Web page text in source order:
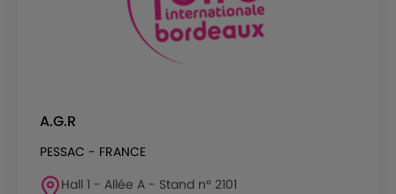
A.G.R
PESSAC - FRANCE
Hall 1 - Allée A - Stand n° 2101